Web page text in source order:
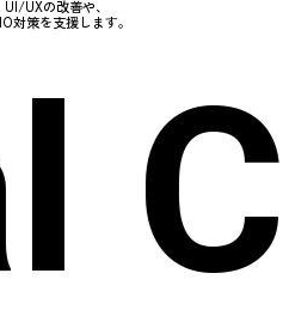
UXの改善や、
対策を支援します。